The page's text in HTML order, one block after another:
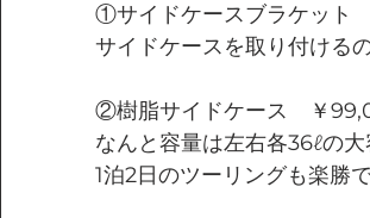
①サイドケースブラケット
サイドケースを取り付ける
②樹脂サイドケース　￥
なんと容量は左右各36ℓの大
1泊2日のツーリングも楽勝